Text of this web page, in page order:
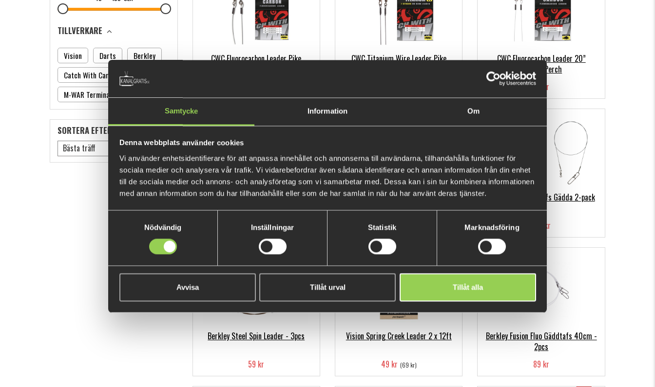
Samtycke Information Om
Denna webbplats använder cookies
Vi använder enhetsidentifierare för att anpassa innehållet och annonserna till användarna, tillhandahålla funktioner för
sociala medier och analysera vår trafik. Vi vidarebefordrar även sådana identifierare och annan information från din enhet
till de sociala medier och annons- och analysföretag som vi samarbetar med. Dessa kan i sin tur kombinera informationen
med annan information som du har tillhandahållit eller som de har samlat in när du har använt deras tjänster.
Nödvändig
Inställningar Statistik Marknadsföring
Avvisa Tillåt urval Tillåt alla
TILLVERKARE
Vision Darts
Berkley
Catch With Care
M-WAR Terminal Tackle
SORTERA EFTER
Bästa träff
CWC Fluorocarbon Leader Pike CWC Titanium Wire Leader Pike
CWC Fluorocarbon Leader 20”
(50cm) Perch
59 kr
CWC Carbon Tafs , 20'' 25lb /
0,45mm - Fastach #1
49 kr
M-WAR Titaniumtafs Abborre och
Gös 2-pack
189 kr
M-WAR Titaniumtafs Gädda 2-pack
199 kr
Berkley Steel Spin Leader - 3pcs
59 kr
Vision Spring Creek Leader 2 x 12ft
49 kr (69 kr)
Berkley Fusion Fluo Gäddtafs 40cm -
2pcs
89 kr